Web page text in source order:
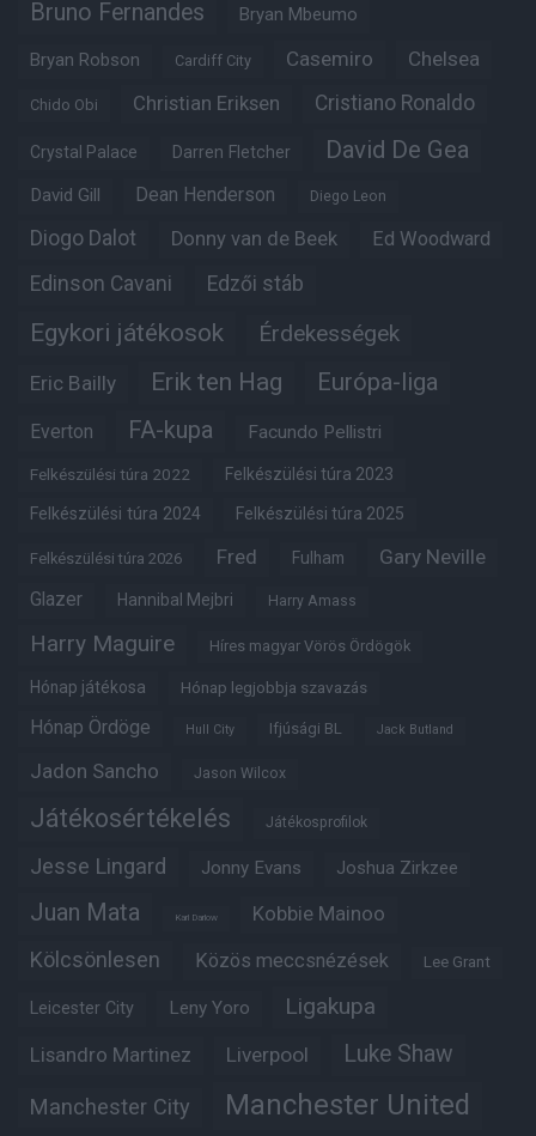
Bruno Fernandes Bryan Mbeumo
Bryan Robson Cardiff City Casemiro Chelsea
Chido Obi Christian Eriksen Cristiano Ronaldo
Crystal Palace Darren Fletcher David De Gea
David Gill Dean Henderson Diego Leon
Diogo Dalot Donny van de Beek Ed Woodward
Edinson Cavani Edzői stáb
Egykori játékosok Érdekességek
Eric Bailly Erik ten Hag Európa-liga
Everton FA-kupa Facundo Pellistri
Felkészülési túra 2022 Felkészülési túra 2023
Felkészülési túra 2024 Felkészülési túra 2025
Felkészülési túra 2026 Fred Fulham Gary Neville
Glazer Hannibal Mejbri Harry Amass
Harry Maguire Híres magyar Vörös Ördögök
Hónap játékosa Hónap legjobbja szavazás
Hónap Ördöge Hull City Ifjúsági BL Jack Butland
Jadon Sancho Jason Wilcox
Játékosértékelés Játékosprofilok
Jesse Lingard Jonny Evans Joshua Zirkzee
Juan Mata Karl Darlow Kobbie Mainoo
Kölcsönlesen Közös meccsnézések Lee Grant
Leicester City Leny Yoro Ligakupa
Lisandro Martinez Liverpool Luke Shaw
Manchester City Manchester United